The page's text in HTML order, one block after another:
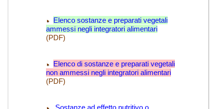
Elenco sostanze e preparati vegetali
ammessi negli integratori alimentari
(PDF)
Elenco di sostanze e preparati vegetali
non ammessi negli integratori alimentari
(PDF)
Sostanze ad effetto nutritivo o